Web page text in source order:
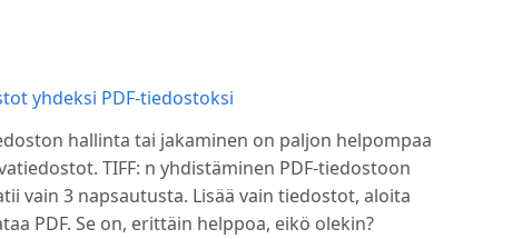
yhdeksi PDF-tiedostoksi
hallinta tai jakaminen on paljon helpompaa
TIFF: n yhdistäminen PDF-tiedostoon
vain 3 napsautusta. Lisää vain tiedostot, aloita
PDF. Se on, erittäin helppoa, eikö olekin?